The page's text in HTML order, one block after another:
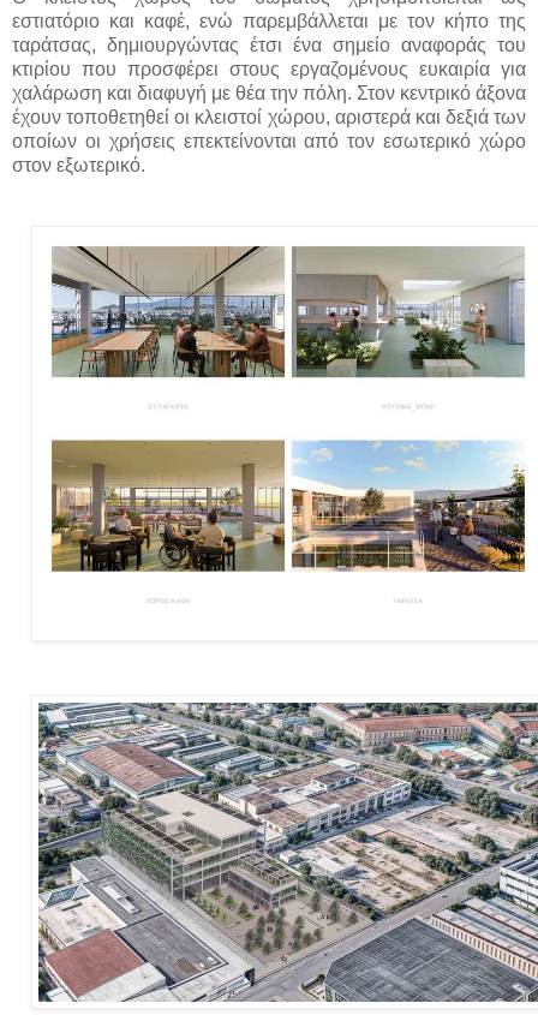
εστιατόριο και καφέ, ενώ παρεμβάλλεται με τον κήπο της
ταράτσας, δημιουργώντας έτσι ένα σημείο αναφοράς του
κτιρίου που προσφέρει στους εργαζομένους ευκαιρία για
χαλάρωση και διαφυγή με θέα την πόλη. Στον κεντρικό άξονα
έχουν τοποθετηθεί οι κλειστοί χώρου, αριστερά και δεξιά των
οποίων οι χρήσεις επεκτείνονται από τον εσωτερικό χώρο
στον εξωτερικό.